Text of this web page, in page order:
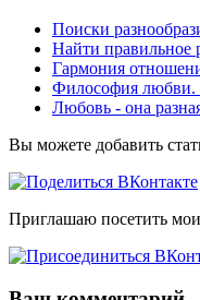
Поиски
Найти правильное
Гармония
Философия любви.
Любовь - она
Вы можете добавить
Приглашаю посетить